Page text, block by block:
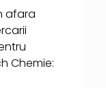
afara
Chemie: